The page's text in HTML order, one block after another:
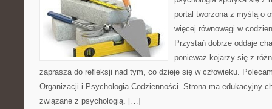
portal tworzona z myślą o
więcej równowagi w
Przystań dobrze oddaje
ponieważ kojarzy się z
zaprasza do refleksji nad tym, co dzieje się w człowieku.
Organizacji i Psychologia Codzienności. Strona ma edukacyjny
związane z psychologią. […]